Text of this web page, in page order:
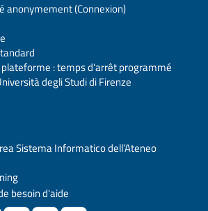
anonymement (Connexion)
: temps d'arrêt programmé
degli Studi di Firenze
Sistema Informatico dell’Ateneo
besoin d'aide